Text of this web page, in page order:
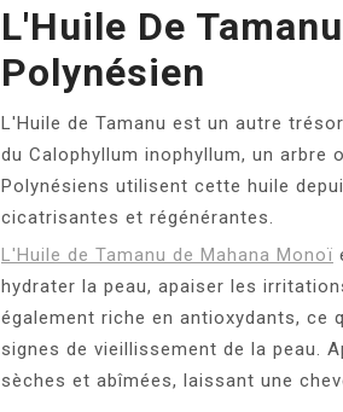
L'Huile De
Polynésien
L'Huile de Tamanu est un autre
du Calophyllum inophyllum, un arbre
Polynésiens utilisent cette huile
cicatrisantes et régénérantes.
L'Huile de Tamanu de Mahana Monoï
hydrater la peau, apaiser les
également riche en antioxydants,
signes de vieillissement de la peau.
sèches et abîmées, laissant une